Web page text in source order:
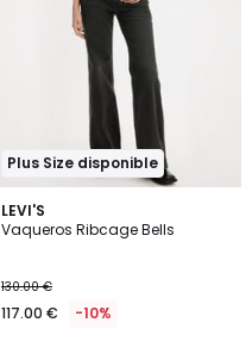
Plus Size disponible
LEVI'S
Vaqueros Ribcage Bells
130.00 €
117.00 € -10%
4,8
/ 5
2
Colores